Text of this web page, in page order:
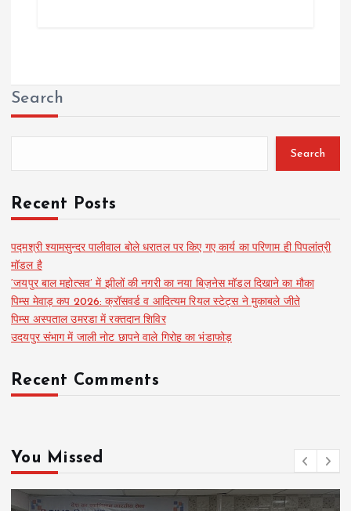
Search
Search
Recent Posts
पद्मश्री श्यामसुन्दर पालीवाल बोले धरातल पर किए गए कार्य का परिणाम ही पिपलांत्री
मॉडल है
‘जयपुर बाल महोत्सव’ में झीलों की नगरी का नया बिज़नेस मॉडल दिखाने का मौका
पिम्स मेवाड़ कप 2026: क्रॉसवर्ड व आदित्यम रियल स्टेट्स ने मुकाबले जीते
पिम्स अस्पताल उमरडा में रक्तदान शिविर
उदयपुर संभाग में जाली नोट छापने वाले गिरोह का भंडाफोड़
Recent Comments
You Missed